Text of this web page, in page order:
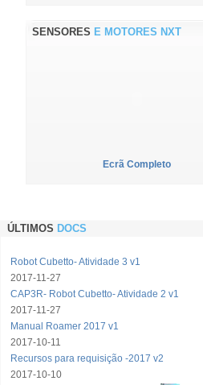
SENSORES E MOTORES NXT
Ecrã Completo
ÚLTIMOS DOCS
Robot Cubetto- Atividade 3 v1
2017-11-27
CAP3R- Robot Cubetto- Atividade 2 v1
2017-11-27
Manual Roamer 2017 v1
2017-10-11
Recursos para requisição -2017 v2
2017-10-10